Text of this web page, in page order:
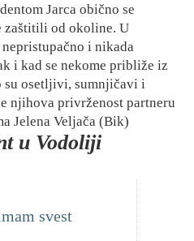
Jarca obično se
zaštitili od okoline. U
i nikada
i kad se nekome približe iz
su osetljivi, sumnjičavi i
njihova privrženost partneru
Jelena Veljača (Bik)
u Vodoliji
svest